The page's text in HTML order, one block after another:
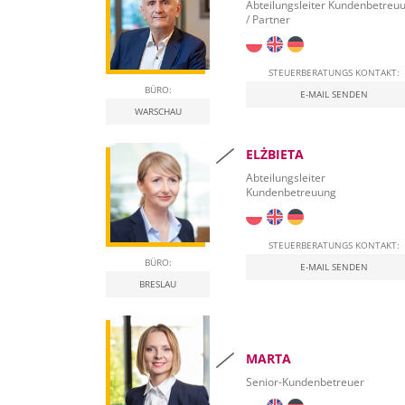
Beschaffung von Leasingfinanzierungen
BÜRO:
WARSCHAU
Abteilungsleiter
/ Partner
STEUERBERATUNGS KONTAKT:
E-MAIL SENDEN
BÜRO:
BRESLAU
ELŻBIETA
Abteilungsleiter
Kundenbetreuung
STEUERBERATUNGS KONTAKT:
E-MAIL SENDEN
MARTA
Senior-Kundenbetreuer